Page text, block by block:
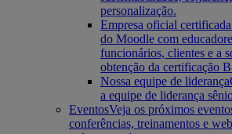
personalização.
Empresa oficial
do Moodle com
funcionários, clientes e a
obtenção da certificação
Nossa equipe de liderança
a equipe de liderança
EventosVeja os próximos
conferências, treinamentos e